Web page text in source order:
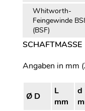
Whitworth-
Feingewinde
(BSF)
SCHAFTMASSE
Angaben in mm
Ø D
L
mm
d